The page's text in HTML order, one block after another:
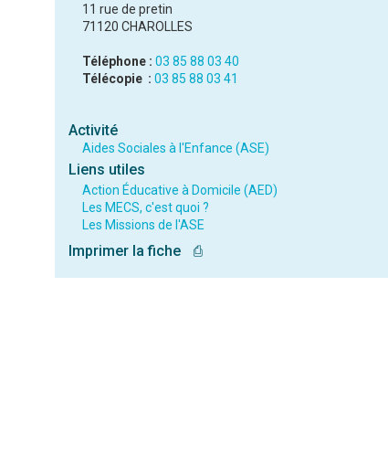
11 rue de pretin
71120 CHAROLLES
Téléphone : 03 85 88 03 40
Télécopie : 03 85 88 03 41
Activité
Aides Sociales à l'Enfance (ASE)
Liens utiles
Action Éducative à Domicile (AED)
Les MECS, c'est quoi ?
Les Missions de l'ASE
Imprimer la fiche ⎙